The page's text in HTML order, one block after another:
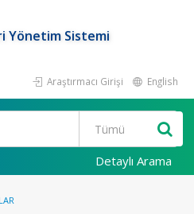
Yönetim Sistemi
Araştırmacı Girişi English
Detaylı Arama